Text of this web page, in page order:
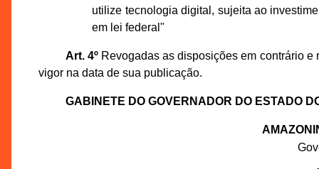
utilize tecnologia digital, sujeita ao
em lei federal"
Art. 4ºRevogadas as disposições em contrário e
vigor na data de sua publicação.
GABINETE DO GOVERNADOR DO ESTADO